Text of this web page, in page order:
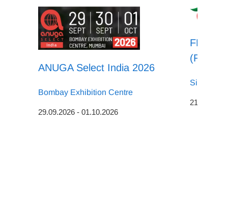
ANUGA Select India 2026
Bombay Exhibition Centre
29.09.2026 - 01.10.2026
FHA –
(Food